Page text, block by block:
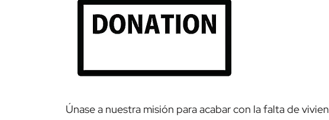
Únase a nuestra misión para acabar con la falta de